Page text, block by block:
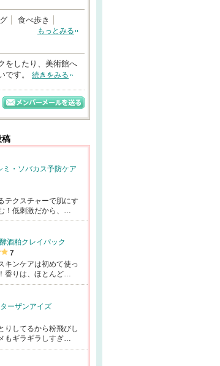
食べ歩き
もっとみる
をしたり、美術館へ
です。 続きをみる
稿
ミ・ソバカス予防ケア
テクスチャーで肌にす
！低刺激だから、…
酒粕クレイパック
7
キンケアは初めて使っ
香りは、ほとんど…
ーザンアイズ
りしてるから粉飛びし
もギラギラしすぎ…